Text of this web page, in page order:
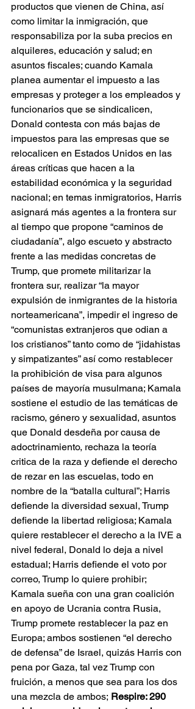
productos que vienen de China, así
como limitar la inmigración, que
responsabiliza por la suba precios en
alquileres, educación y salud; en
asuntos fiscales; cuando Kamala
planea aumentar el impuesto a las
empresas y proteger a los empleados y
funcionarios que se sindicalicen,
Donald contesta con más bajas de
impuestos para las empresas que se
relocalicen en Estados Unidos en las
áreas críticas que hacen a la
estabilidad económica y la seguridad
nacional; en temas inmigratorios, Harris
asignará más agentes a la frontera sur
al tiempo que propone “caminos de
ciudadanía”, algo escueto y abstracto
frente a las medidas concretas de
Trump, que promete militarizar la
frontera sur, realizar “la mayor
expulsión de inmigrantes de la historia
norteamericana”, impedir el ingreso de
“comunistas extranjeros que odian a
los cristianos” tanto como de “jidahistas
y simpatizantes” así como restablecer
la prohibición de visa para algunos
países de mayoría musulmana; Kamala
sostiene el estudio de las temáticas de
racismo, género y sexualidad, asuntos
que Donald desdeña por causa de
adoctrinamiento, rechaza la teoría
critica de la raza y defiende el derecho
de rezar en las escuelas, todo en
nombre de la “batalla cultural”; Harris
defiende la diversidad sexual, Trump
defiende la libertad religiosa; Kamala
quiere restablecer el derecho a la IVE a
nivel federal, Donald lo deja a nivel
estadual; Harris defiende el voto por
correo, Trump lo quiere prohibir;
Kamala sueña con una gran coalición
en apoyo de Ucrania contra Rusia,
Trump promete restablecer la paz en
Europa; ambos sostienen “el derecho
de defensa” de Israel, quizás Harris con
pena por Gaza, tal vez Trump con
fruición, a menos que sea para los dos
una mezcla de ambos; Respire: 290